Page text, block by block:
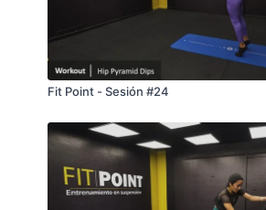
Fit Point - Sesión #24